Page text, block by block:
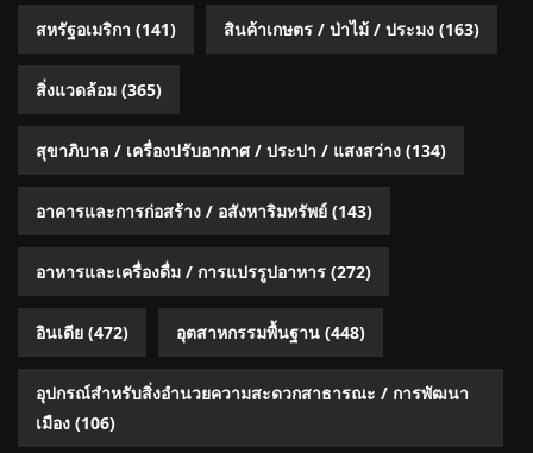
สหรัฐอเมริกา (141) สินค้าเกษตร / ป่าไม้ / ประมง (163)
สิ่งแวดล้อม (365)
สุขาภิบาล / เครื่องปรับอากาศ / ประปา / แสงสว่าง (134)
อาคารและการก่อสร้าง / อสังหาริมทรัพย์ (143)
อาหารและเครื่องดื่ม / การแปรรูปอาหาร (272)
อินเดีย (472) อุตสาหกรรมพื้นฐาน (448)
อุปกรณ์สำหรับสิ่งอำนวยความสะดวกสาธารณะ / การพัฒนา
เมือง (106)